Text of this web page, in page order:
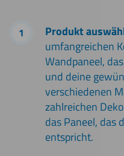
Produkt
umfangreichen
Wandpaneel,
und deine
verschiedenen
zahlreichen
das Paneel, das
entspricht.